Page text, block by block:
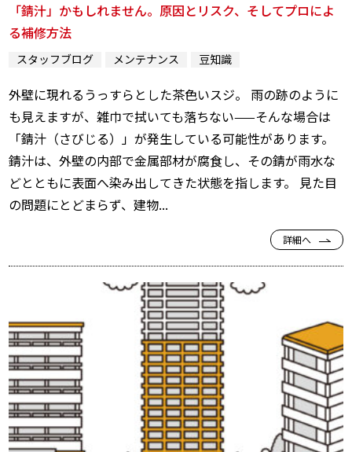
「錆汁」かもしれません。原因とリスク、そしてプロによ
る補修方法
スタッフブログ メンテナンス 豆知識
外壁に現れるうっすらとした茶色いスジ。 雨の跡のように
も見えますが、雑巾で拭いても落ちない——そんな場合は
「錆汁（さびじる）」が発生している可能性があります。
錆汁は、外壁の内部で金属部材が腐食し、その錆が雨水な
どとともに表面へ染み出してきた状態を指します。 見た目
の問題にとどまらず、建物...
詳細へ